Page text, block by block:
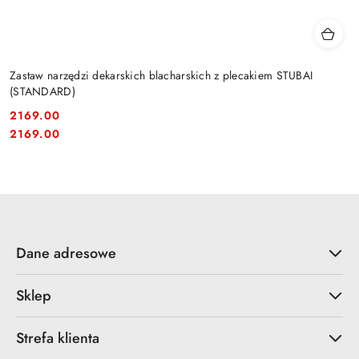
Zastaw narzędzi dekarskich blacharskich z plecakiem STUBAI
(STANDARD)
Cena:
2169.00
Cena:
2169.00
Dane adresowe
Sklep
Strefa klienta